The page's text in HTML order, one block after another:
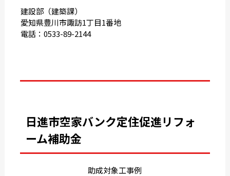
建設部（建築課）
愛知県豊川市諏訪1丁目1番地
電話：0533-89-2144
日進市空家バンク定住促進リフォ
ーム補助金
助成対象工事例